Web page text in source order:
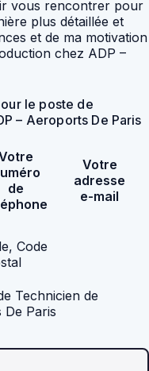
vous rencontrer pour
plus détaillée et
et de ma motivation
chez ADP –
le poste de
– Aeroports De Paris
de
Votre
adresse
e-mail
Code
Technicien de
Paris